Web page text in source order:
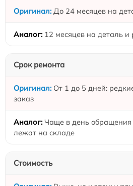
До 24 месяцев на
12 месяцев на деталь и
Срок ремонта
От 1 до 5 дней:
заказ
Чаще в день
лежат на складе
Стоимость